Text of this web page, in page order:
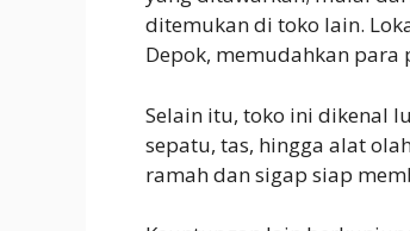
ditemukan di toko lain.
Depok, memudahkan para
Selain itu, toko ini dikenal
sepatu, tas, hingga alat
ramah dan sigap siap